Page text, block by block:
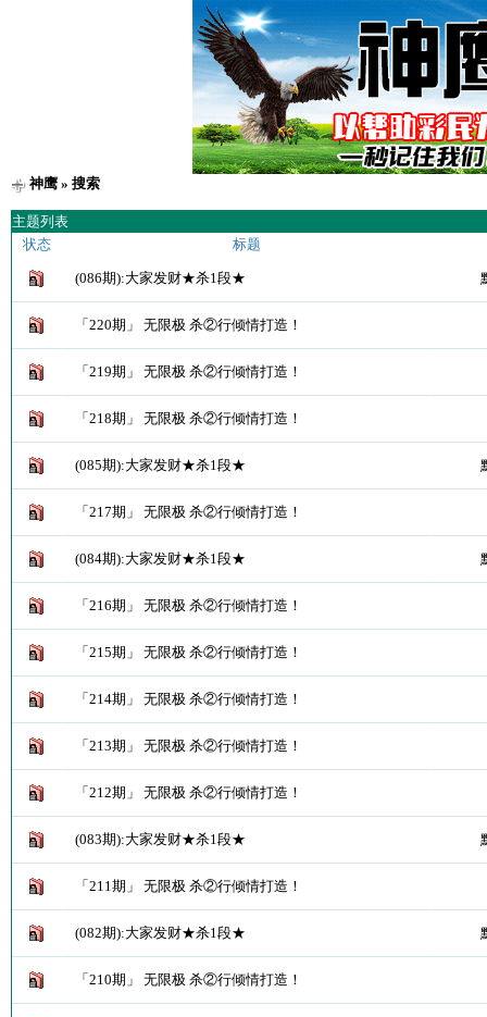
神鹰» 搜索
主题列表
状态
标题
(086期):大家发财★杀1段★
「220期」 无限极 杀②行倾情打造！
「219期」 无限极 杀②行倾情打造！
「218期」 无限极 杀②行倾情打造！
(085期):大家发财★杀1段★
「217期」 无限极 杀②行倾情打造！
(084期):大家发财★杀1段★
「216期」 无限极 杀②行倾情打造！
「215期」 无限极 杀②行倾情打造！
「214期」 无限极 杀②行倾情打造！
「213期」 无限极 杀②行倾情打造！
「212期」 无限极 杀②行倾情打造！
(083期):大家发财★杀1段★
「211期」 无限极 杀②行倾情打造！
(082期):大家发财★杀1段★
「210期」 无限极 杀②行倾情打造！